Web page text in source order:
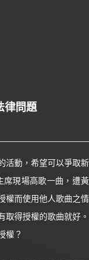
律問題
活動，希望可以爭取新
現場高歌一曲，遭黃
權而使用他人歌曲之情
取得授權的歌曲就好。
權？